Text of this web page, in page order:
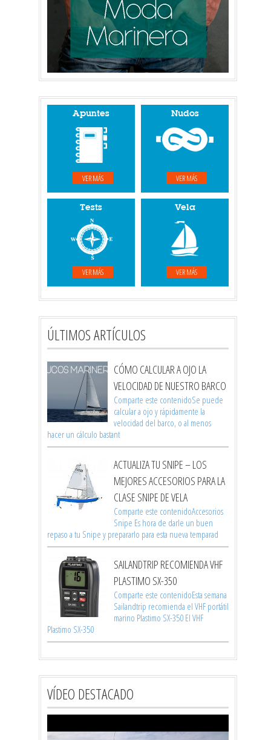
Apuntes
VER MÁS
Nudos
VER MÁS
Tests
VER MÁS
Vela
VER MÁS
ÚLTIMOS ARTÍCULOS
CÓMO CALCULAR A OJO LA
VELOCIDAD DE NUESTRO BARCO
Comparte este contenidoSe puede
calcular a ojo y rápidamente la
velocidad del barco, o al menos
hacer un cálculo bastant
ACTUALIZA TU SNIPE – LOS
MEJORES ACCESORIOS PARA LA
CLASE SNIPE DE VELA
Comparte este contenidoAccesorios
Snipe Es hora de darle un buen
repaso a tu Snipe y prepararlo para esta nueva temparad
SAILANDTRIP RECOMIENDA VHF
PLASTIMO SX-350
Comparte este contenidoEsta semana
Sailandtrip recomienda el VHF portátil
marino Plastimo SX-350 El VHF
Plastimo SX-350
VÍDEO DESTACADO